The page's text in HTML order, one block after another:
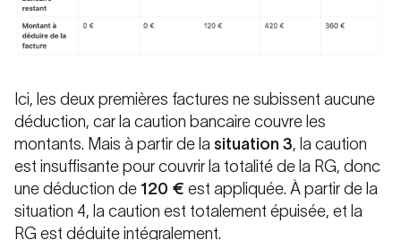
Ici, les deux premières factures ne subissent aucune
déduction, car la caution bancaire couvre les
montants. Mais à partir de la situation 3, la caution
est insuffisante pour couvrir la totalité de la RG, donc
une déduction de 120 € est appliquée. À partir de la
situation 4, la caution est totalement épuisée, et la
RG est déduite intégralement.